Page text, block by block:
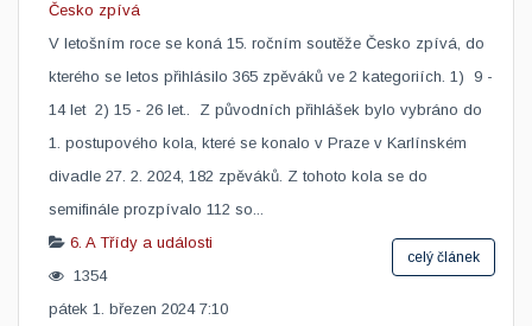
​V letošním roce se koná 15. ročním soutěže Česko zpívá, do
kterého se letos přihlásilo 365 zpěváků ve 2 kategoriích. 1) 9 -
14 let 2) 15 - 26 let.. Z původních přihlášek bylo vybráno do
1. postupového kola, které se konalo v Praze v Karlínském
divadle 27. 2. 2024, 182 zpěváků. Z tohoto kola se do
semifinále prozpívalo 112 so...
celý článek
6. A Třídy a události
1354
pátek 1. březen 2024 7:10